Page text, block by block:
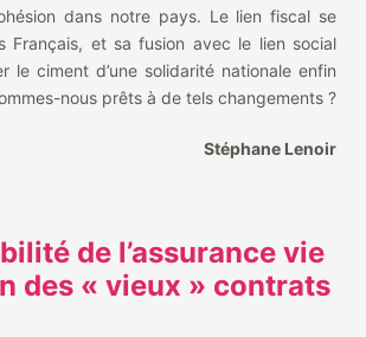
dans notre pays. Le lien fiscal se
Français, et sa fusion avec le lien social
le ciment d’une solidarité nationale enfin
nous prêts à de tels changements ?
Stéphane Lenoir
de l’assurance vie
des « vieux » contrats